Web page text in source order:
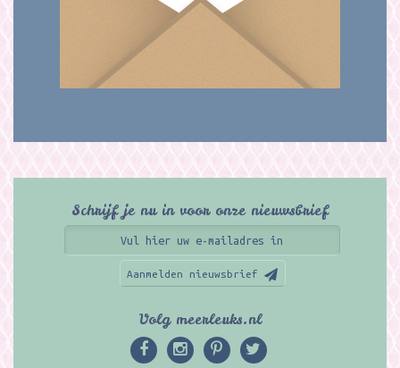
Schrijf je nu in voor onze nieuwsbrief
Aanmelden nieuwsbrief
Volg meerleuks.nl